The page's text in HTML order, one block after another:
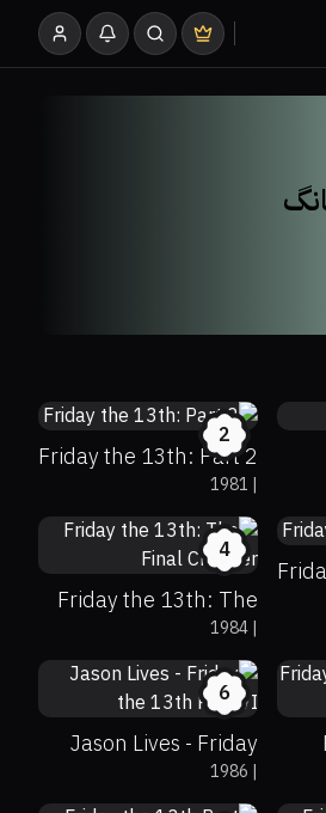
6.1
35%
26%
2
Friday the 13th: Part 2
|
1981
6
25%
4
Friday the 13th: The
Final Chapter|
1984
6
59%
6
Jason Lives - Friday
the 13th Part VI|
1986
4.5
11%
14%